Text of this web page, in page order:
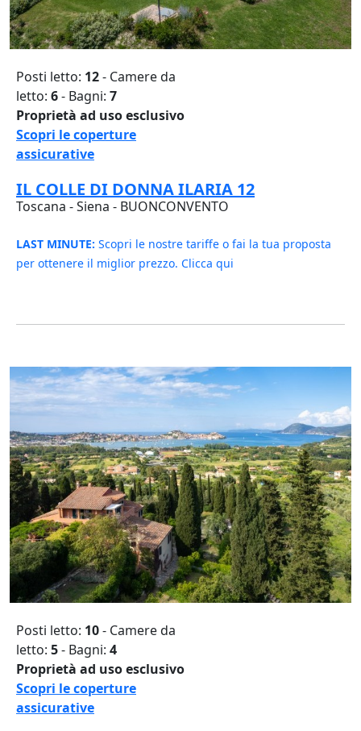
Posti letto: 12- Camere da
letto: 6- Bagni: 7
Proprietà ad uso esclusivo
Scopri le coperture
assicurative
IL COLLE DI DONNA ILARIA 12
Toscana - Siena - BUONCONVENTO
LAST MINUTE: Scopri le nostre tariffe o fai la tua proposta
per ottenere il miglior prezzo. Clicca qui
Posti letto: 10- Camere da
letto: 5- Bagni: 4
Proprietà ad uso esclusivo
Scopri le coperture
assicurative